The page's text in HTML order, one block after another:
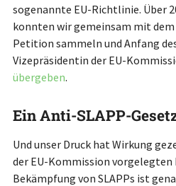
sogenannte EU-Richtlinie. Über
konnten wir gemeinsam mit dem
Petition sammeln und Anfang
Vizepräsidentin der EU-
übergeben.
Ein Anti-SLAPP-
Und unser Druck hat Wirkung
der EU-Kommission
Bekämpfung von SLAPPs ist